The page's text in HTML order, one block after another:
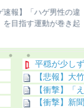
【ハゲ速報】かま
家、ナチュラルに
平穏が少し
【悲報】大
【衝撃】「
【衝撃】新